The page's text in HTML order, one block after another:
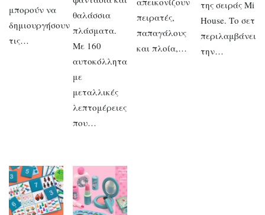
μπορούν να
δημιουργήσουν
τις…
θαλάσσια
πλάσματα.
Με 160
αυτοκόλλητα
με
μεταλλικές
λεπτομέρειες
που…
πειρατές,
παπαγάλους
και πλοία,…
της σειράς Mi
House. Το σετ
περιλαμβάνει
την…